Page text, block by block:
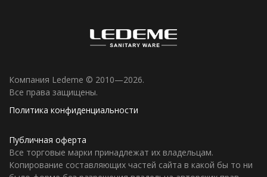
Компания Ledeme © 2010—2026.
Все права защищены.
Политика конфиденциальности
Публичная оферта
Все торговые марки принадлежат их владельцам.
Копирование составляющих частей сайта в какой бы то ни